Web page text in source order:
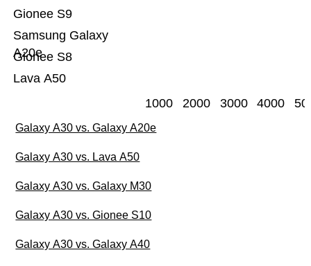
Lava A50
Gionee S8
Samsung Galaxy
A20e
Gionee S9
1000 2000 3000 4000
Galaxy A30 vs. Galaxy A20e
Galaxy A30 vs. Lava A50
Galaxy A30 vs. Galaxy M30
Galaxy A30 vs. Gionee S10
Galaxy A30 vs. Galaxy A40